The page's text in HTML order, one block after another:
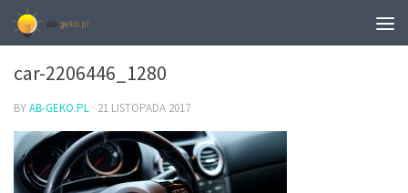
0
car-2206446_1280
BYAB-GEKO.PL · 21 LISTOPADA 2017